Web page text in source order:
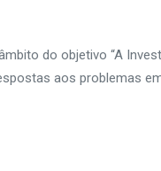
do objetivo “A
aos problemas